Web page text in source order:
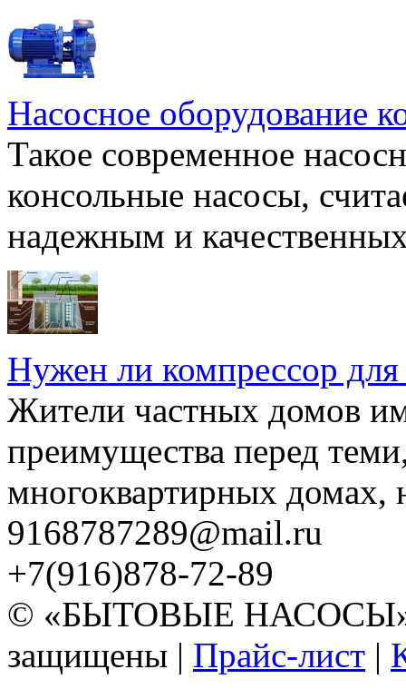
Насосное оборудование
Такое современное
консольные насосы,
надежным и
Нужен ли компрессор для
Жители частных домов
преимущества перед
многоквартирных домах,
9168787289@mail.ru
+7(916)878-72-89
© «БЫТОВЫЕ НАСОСЫ»
защищены | Прайс-лист |